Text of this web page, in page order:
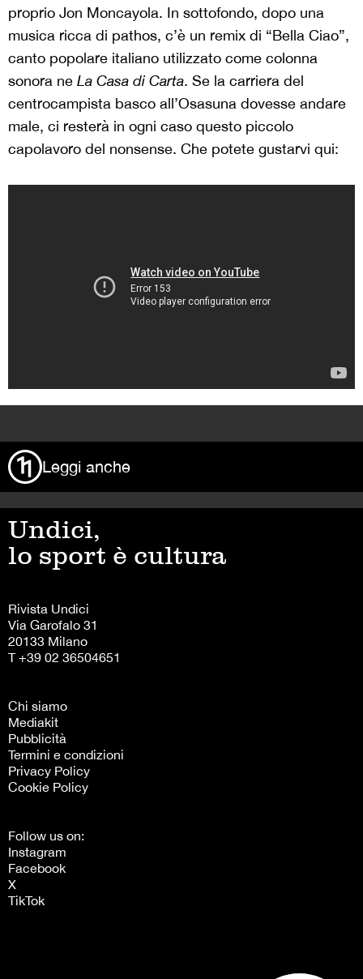
proprio Jon Moncayola. In sottofondo, dopo una
musica ricca di pathos, c’è un remix di “Bella Ciao”,
canto popolare italiano utilizzato come colonna
sonora ne La Casa di Carta. Se la carriera del
centrocampista basco all’Osasuna dovesse andare
male, ci resterà in ogni caso questo piccolo
capolavoro del nonsense. Che potete gustarvi qui:
Leggi anche
Undici,
lo sport è cultura
Rivista Undici
Via Garofalo 31
20133 Milano
T +39 02 36504651
Chi siamo
Mediakit
Pubblicità
Termini e condizioni
Privacy Policy
Cookie Policy
Follow us on:
Instagram
Facebook
X
TikTok